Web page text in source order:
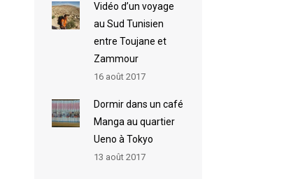
Vidéo d’un voyage
au Sud Tunisien
entre Toujane et
Zammour
16 août 2017
Dormir dans un café
Manga au quartier
Ueno à Tokyo
13 août 2017